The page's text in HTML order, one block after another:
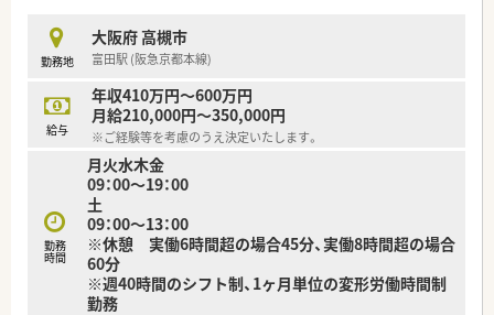
があるのも特徴です
勤務地
大阪府 高槻市
富田駅 (阪急京都本線)
給与
年収410万円～600万円
月給210,000円～350,000円
※ご経験等を考慮のうえ決定いたします。
勤務
時間
月火水木金
09：00～19：00
土
09：00～13：00
※休憩 実働6時間超の場合45分、実働8時間超の場合
60分
※週40時間のシフト制、1ヶ月単位の変形労働時間制
勤務